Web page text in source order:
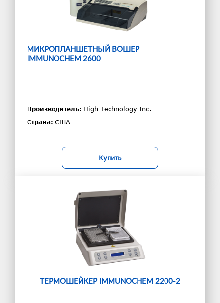
МИКРОПЛАНШЕТНЫЙ ВОШЕР
IMMUNOCHEM 2600
Производитель: High Technology Inc.
Страна: США
Купить
ТЕРМОШЕЙКЕР IMMUNOCHEM 2200-2